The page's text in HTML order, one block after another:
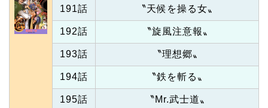
191話 〝天候を操る女〟
192話 〝旋風注意報〟
193話 〝理想郷〟
194話 〝鉄を斬る〟
195話 〝Mr.武士道〟